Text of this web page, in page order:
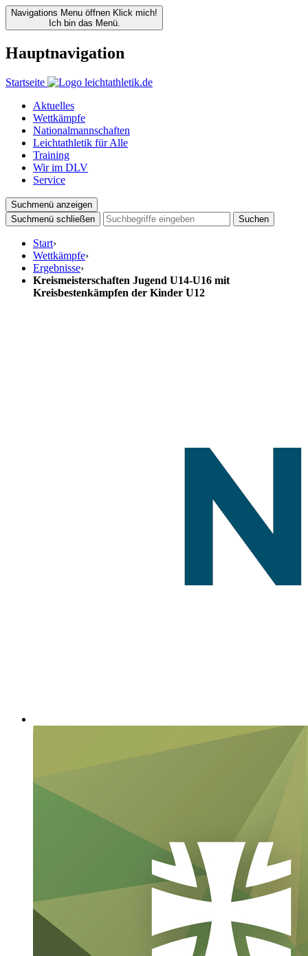
Navigations Menu öffnen Klick mich!
Ich bin das Menü.
Hauptnavigation
Startseite
Aktuelles
Wettkämpfe
Nationalmannschaften
Leichtathletik für Alle
Training
Wir im DLV
Service
Suchmenü anzeigen
Suchmenü schließen
Suchen
Start›
Wettkämpfe›
Ergebnisse›
Kreismeisterschaften Jugend U14-U16 mit
Kreisbestenkämpfen der Kinder U12